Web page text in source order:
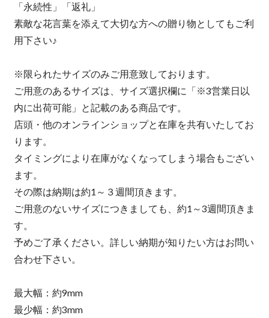
「永続性」「返礼」
素敵な花言葉を添えて大切な方への贈り物としてもご利
用下さい♪
※限られたサイズのみご用意致しております。
ご用意のあるサイズは、サイズ選択欄に「※3営業日以
内に出荷可能」と記載のある商品です。
店頭・他のオンラインショップと在庫を共有いたしてお
ります。
タイミングにより在庫がなくなってしまう場合もござい
ます。
その際は納期は約1～３週間頂きます。
ご用意のないサイズにつきましても、約1～3週間頂きま
す。
予めご了承ください。詳しい納期が知りたい方はお問い
合わせ下さい。
最大幅：約9mm
最少幅：約3mm